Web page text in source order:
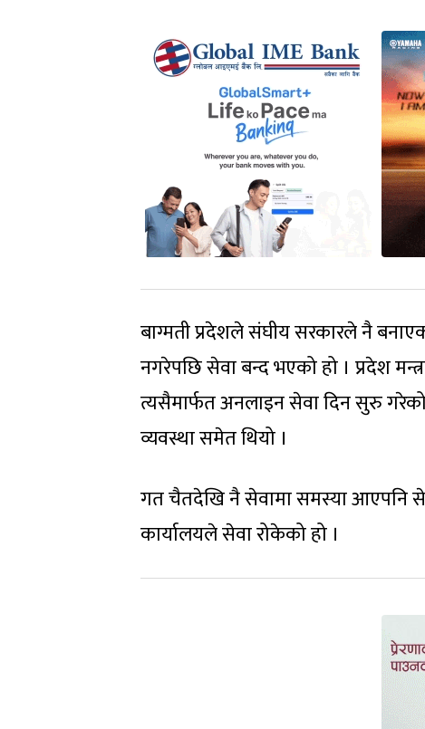
बाग्मती प्रदेशले संघीय सरकारले नै
नगरेपछि सेवा बन्द भएको हो । प्रदेश
त्यसैमार्फत अनलाइन सेवा दिन सुरु
व्यवस्था समेत थियो ।
गत चैतदेखि नै सेवामा समस्या आएपनि
कार्यालयले सेवा रोकेको हो ।